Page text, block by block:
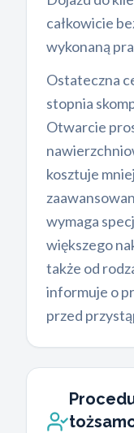
całkowicie
wykonaną
Ostateczna
stopnia
Otwarcie
kosztuje
wymaga
większego
także od
informuje o
przed